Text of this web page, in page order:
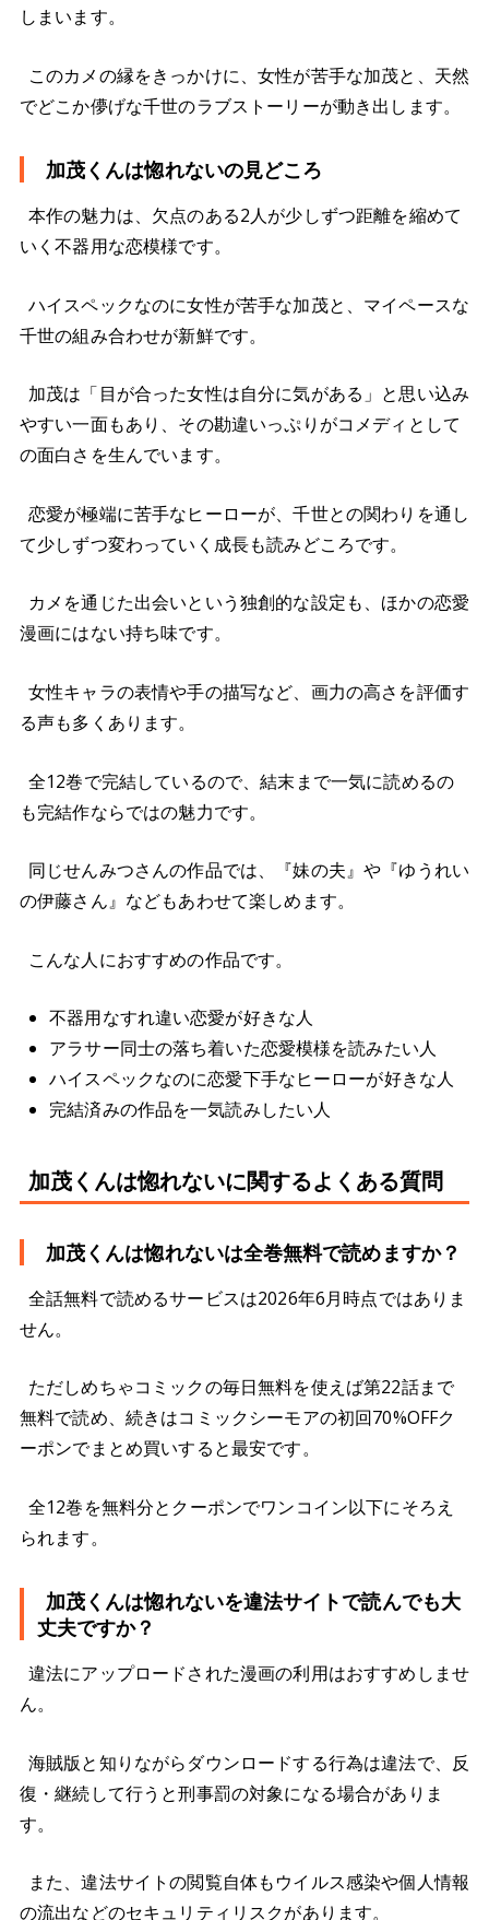
しまいます。
このカメの縁をきっかけに、女性が苦手な加茂と、天然
でどこか儚げな千世のラブストーリーが動き出します。
加茂くんは惚れないの見どころ
本作の魅力は、欠点のある2人が少しずつ距離を縮めて
いく不器用な恋模様です。
ハイスペックなのに女性が苦手な加茂と、マイペースな
千世の組み合わせが新鮮です。
加茂は「目が合った女性は自分に気がある」と思い込み
やすい一面もあり、その勘違いっぷりがコメディとして
の面白さを生んでいます。
恋愛が極端に苦手なヒーローが、千世との関わりを通し
て少しずつ変わっていく成長も読みどころです。
カメを通じた出会いという独創的な設定も、ほかの恋愛
漫画にはない持ち味です。
女性キャラの表情や手の描写など、画力の高さを評価す
る声も多くあります。
全12巻で完結しているので、結末まで一気に読めるの
も完結作ならではの魅力です。
同じせんみつさんの作品では、『妹の夫』や『ゆうれい
の伊藤さん』などもあわせて楽しめます。
こんな人におすすめの作品です。
不器用なすれ違い恋愛が好きな人
アラサー同士の落ち着いた恋愛模様を読みたい人
ハイスペックなのに恋愛下手なヒーローが好きな人
完結済みの作品を一気読みしたい人
加茂くんは惚れないに関するよくある質問
加茂くんは惚れないは全巻無料で読めますか？
全話無料で読めるサービスは2026年6月時点ではありま
せん。
ただしめちゃコミックの毎日無料を使えば第22話まで
無料で読め、続きはコミックシーモアの初回70%OFFク
ーポンでまとめ買いすると最安です。
全12巻を無料分とクーポンでワンコイン以下にそろえ
られます。
加茂くんは惚れないを違法サイトで読んでも大
丈夫ですか？
違法にアップロードされた漫画の利用はおすすめしませ
ん。
海賊版と知りながらダウンロードする行為は違法で、反
復・継続して行うと刑事罰の対象になる場合がありま
す。
また、違法サイトの閲覧自体もウイルス感染や個人情報
の流出などのセキュリティリスクがあります。